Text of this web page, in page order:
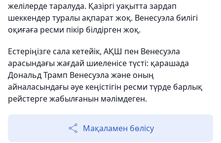
желілерде таралуда. Қазіргі уақытта зардап
шеккендер туралы ақпарат жоқ. Венесуэла билігі
оқиғаға ресми пікір білдірген жоқ.
Естеріңізге сала кетейік, АҚШ пен Венесуэла
арасындағы жағдай шиеленісе түсті: қарашада
Дональд Трамп Венесуэла және оның
айналасындағы әуе кеңістігін ресми түрде барлық
рейстерге жабылғанын мәлімдеген.
Мақаламен бөлісу